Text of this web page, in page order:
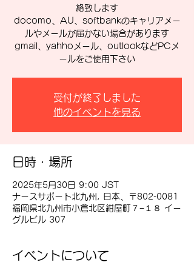
絡致します
docomo、AU、softbankのキャリアメー
ルやメールが届かない場合があります
gmail、yahhoメール、outlookなどPCメ
ールをご使用下さい
受付が終了しました
他のイベントを見る
日時・場所
2025年5月30日 9:00 JST
ナースサポート北九州, 日本、〒802-0081
福岡県北九州市小倉北区紺屋町７−１８ イー
グルビル 307
イベントについて